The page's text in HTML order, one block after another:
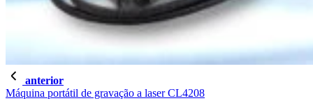
anterior
Máquina portátil de gravação a laser CL4208